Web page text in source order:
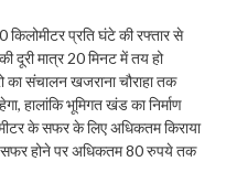
किलोमीटर प्रति घंटे की रफ्तार से
दूरी मात्र 20 मिनट में तय हो
संचालन खजराना चौराहा तक
हालांकि भूमिगत खंड का निर्माण
के सफर के लिए अधिकतम किराया
सफर होने पर अधिकतम 80 रुपये तक